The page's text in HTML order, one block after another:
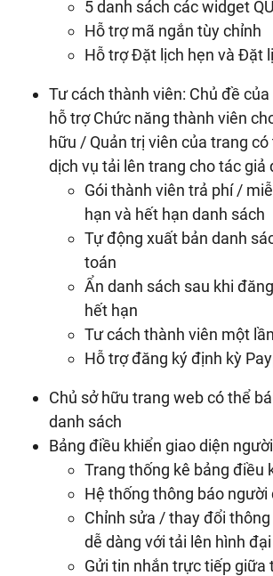
5 danh sách các widget
Hỗ trợ mã ngắn tùy chỉnh
Hỗ trợ Đặt lịch hẹn và Đặt
Tư cách thành viên: Chủ đề
hỗ trợ Chức năng thành viên
hữu / Quản trị viên của trang
dịch vụ tải lên trang cho tác giả
Gói thành viên trả phí /
hạn và hết hạn danh sách
Tự động xuất bản danh
toán
Ẩn danh sách sau khi
hết hạn
Tư cách thành viên một
Hỗ trợ đăng ký định kỳ
Chủ sở hữu trang web có thể
danh sách
Bảng điều khiển giao diện
Trang thống kê bảng điều
Hệ thống thông báo người
Chỉnh sửa / thay đổi
dễ dàng với tải lên hình
Gửi tin nhắn trực tiếp giữa